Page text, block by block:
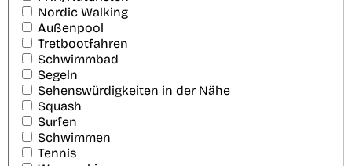
Nordic Walking
Außenpool
Tretbootfahren
Schwimmbad
Segeln
Sehenswürdigkeiten in der Nähe
Squash
Surfen
Schwimmen
Tennis